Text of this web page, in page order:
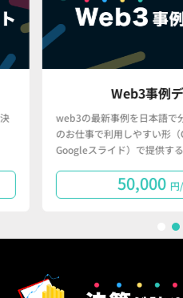
Web3事例
web3の最新事例を日本語で
のお仕事で利用しやすい形
Googleスライド）で提供する
50,000 円